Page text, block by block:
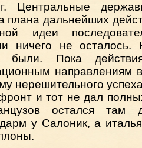
Центральные
плана дальнейших
идеи
ничего не осталось.
были. Пока
направлениям
нерешительного
и тот не дал
остался там
у Салоник, а